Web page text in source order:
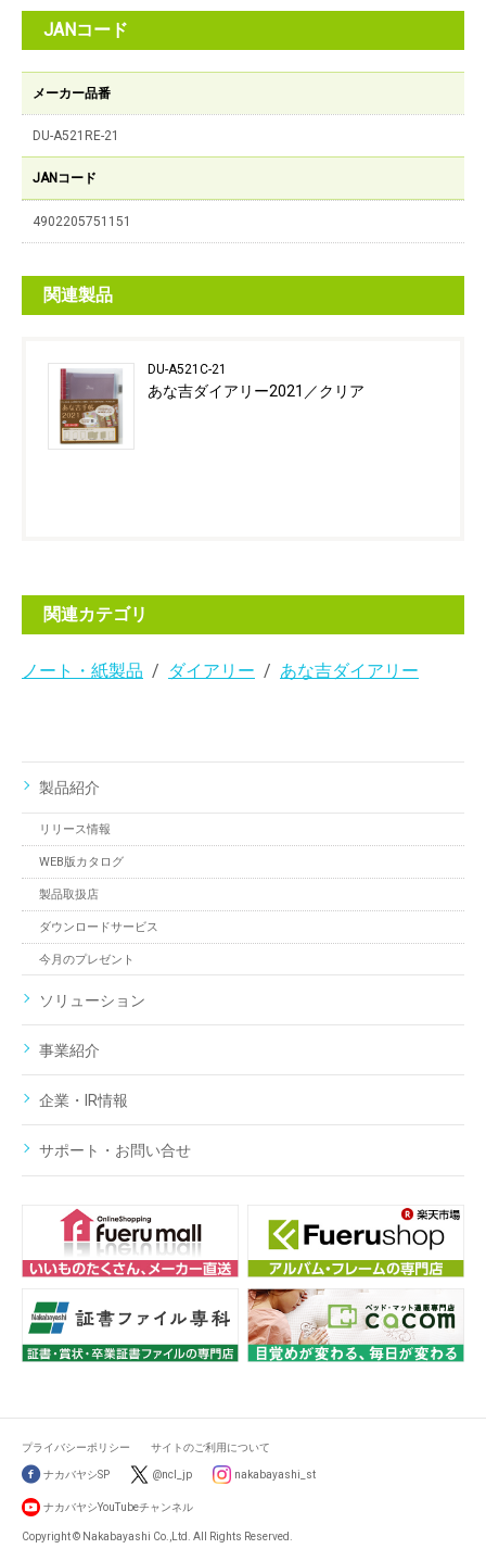
JANコード
メーカー品番
DU-A521RE-21
JANコード
4902205751151
関連製品
DU-A521C-21
あな吉ダイアリー2021／クリア
関連カテゴリ
ノート・紙製品 ダイアリー あな吉ダイアリー
製品紹介
リリース情報
WEB版カタログ
製品取扱店
ダウンロードサービス
今月のプレゼント
ソリューション
事業紹介
企業・IR情報
サポート・お問い合せ
プライバシーポリシー サイトのご利用について
ナカバヤシSP @ncl_jp nakabayashi_st
ナカバヤシYouTubeチャンネル
Copyright © Nakabayashi Co.,Ltd. All Rights Reserved.